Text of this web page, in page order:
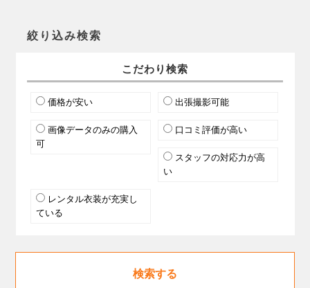
絞り込み検索
こだわり検索
価格が安い 出張撮影可能
画像データのみの購入
可
口コミ評価が高い
スタッフの対応力が高
い
レンタル衣装が充実し
ている
検索する